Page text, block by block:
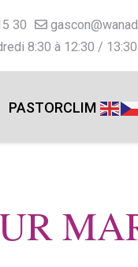
30
8:30 à 12:30 /
PASTORCLIM